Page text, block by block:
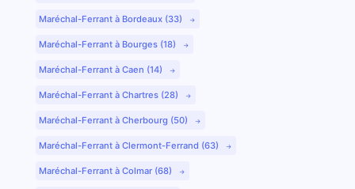
Maréchal-Ferrant à Bordeaux (33)
Maréchal-Ferrant à Bourges (18)
Maréchal-Ferrant à Caen (14)
Maréchal-Ferrant à Chartres (28)
Maréchal-Ferrant à Cherbourg (50)
Maréchal-Ferrant à Clermont-Ferrand (63)
Maréchal-Ferrant à Colmar (68)